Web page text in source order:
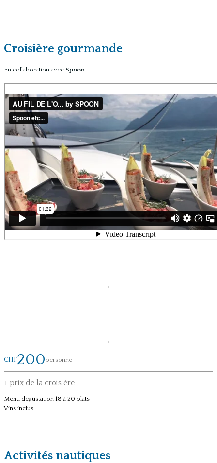
Croisière gourmande
En collaboration avec Spoon
CHF200personne
+ prix de la croisière
Menu dégustation 18 à 20 plats
Vins inclus
Activités nautiques